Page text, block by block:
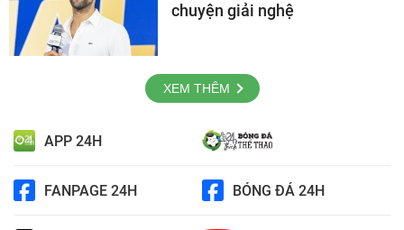
chuyện giải nghệ
XEM THÊM
APP 24H
FANPAGE 24H BÓNG ĐÁ 24H